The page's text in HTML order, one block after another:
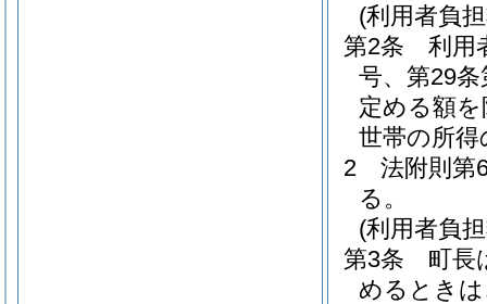
(利用者負
第2条
利用
号、第29
定める額
世帯の所
2
法附則第
る。
(利用者負
第3条
町長
めるとき